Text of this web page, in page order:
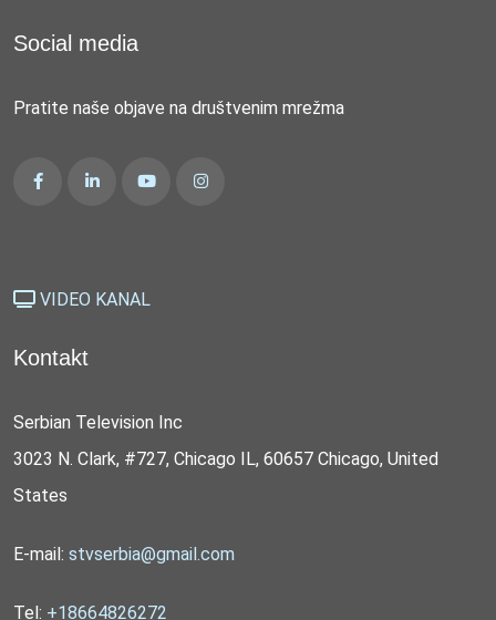
Social media
Pratite naše objave na društvenim mrežma
VIDEO KANAL
Kontakt
Serbian Television Inc
3023 N. Clark, #727, Chicago IL, 60657 Chicago, United
States
E-mail: stvserbia@gmail.com
Tel: +18664826272